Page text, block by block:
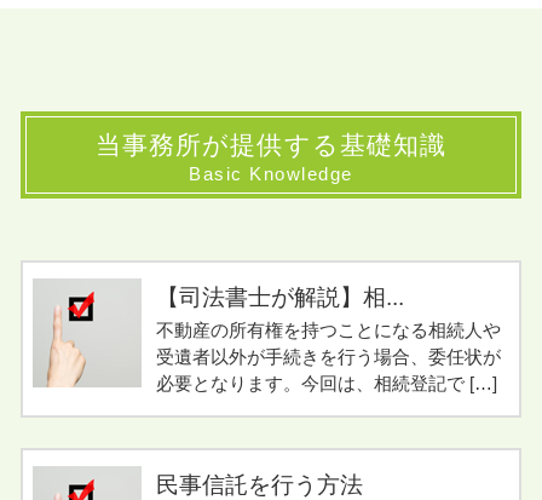
当事務所が提供する基礎知識
Basic Knowledge
【司法書士が解説】相...
不動産の所有権を持つことになる相続人や
受遺者以外が手続きを行う場合、委任状が
必要となります。今回は、相続登記で […]
民事信託を行う方法